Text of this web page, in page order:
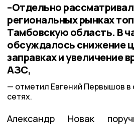
–Отдельно
региональных рынках
Тамбовскую область. В
обсуждалось снижение
заправках и увеличение
АЗС,
отметил Евгений Первышов
сетях.
Александр Новак